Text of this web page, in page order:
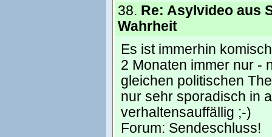
38. Re: Asylvideo aus
Wahrheit
Es ist immerhin
2 Monaten immer nur -
gleichen politischen
nur sehr sporadisch in
verhaltensauffällig ;-)
Forum: Sendeschluss!